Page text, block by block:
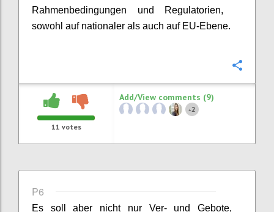
Rahmenbedingungen und Regulatorien,
sowohl aufnationaler als auch auf EU-Ebene.
11 votes
Add/View comments (9)
+2
P6
Es soll aber nicht nur Ver- und Gebote,